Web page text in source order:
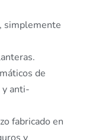
simplemente
de
y anti-
fabricado en